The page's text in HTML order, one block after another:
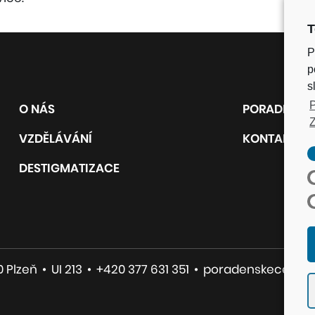
O NÁS
VZDĚLÁVÁNÍ
DESTIGMATIZACE
PORADNY
KONTAKT
Plzeň • UI 213 • +420 377 631 351 •